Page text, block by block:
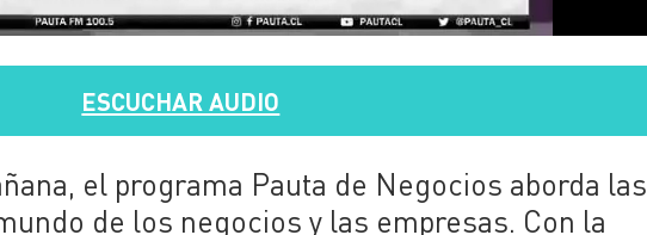
ESCUCHAR AUDIO
el programa Pauta de Negocios aborda las
de los negocios y las empresas. Con la